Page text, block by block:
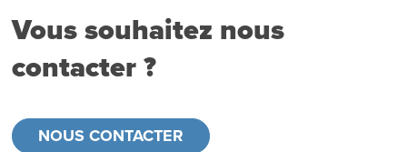
Vous souhaitez nous
contacter ?
NOUS CONTACTER